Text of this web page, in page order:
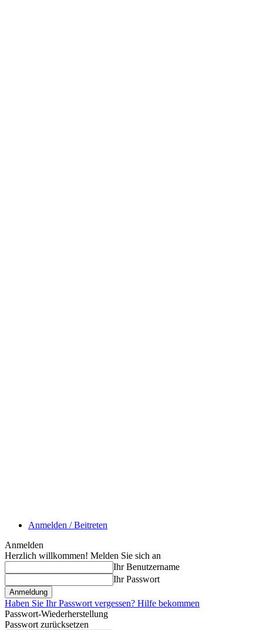
Anmelden / Beitreten
Anmelden
Herzlich willkommen! Melden Sie sich an
Ihr Benutzername
Ihr Passwort
Haben Sie Ihr Passwort vergessen? Hilfe bekommen
Passwort-Wiederherstellung
Passwort zurücksetzen